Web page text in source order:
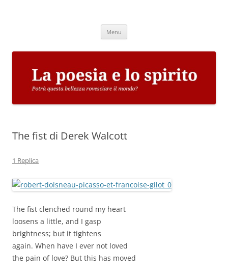
Menu
The fist di Derek Walcott
1 Replica
The fist clenched round my heart
loosens a little, and I gasp
brightness; but it tightens
again. When have I ever not loved
the pain of love? But this has moved